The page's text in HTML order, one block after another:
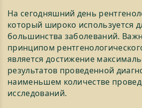
На сегодняшний день
который широко используется
большинства заболеваний.
принципом
является достижение
результатов проведенной
наименьшем количестве
исследований.